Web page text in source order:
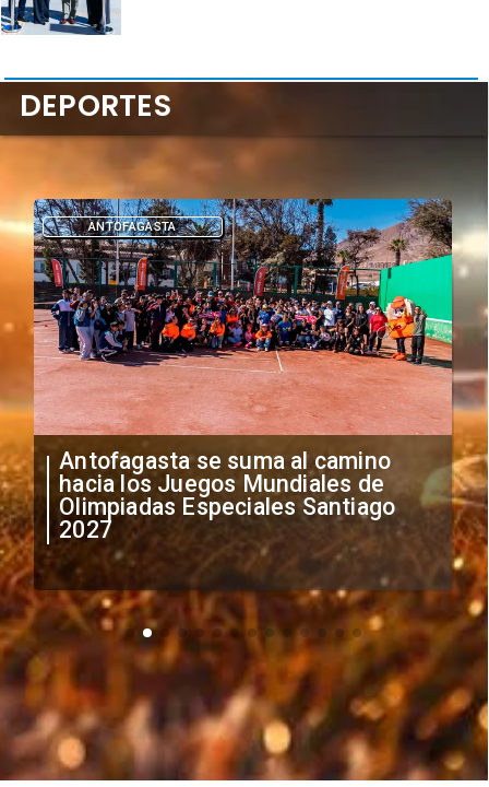
"Falta de profesionalismo": Sifup
anuncia medidas por situación
irregular de futbolistas
extranjeros
DEPORTES
DEPORTES